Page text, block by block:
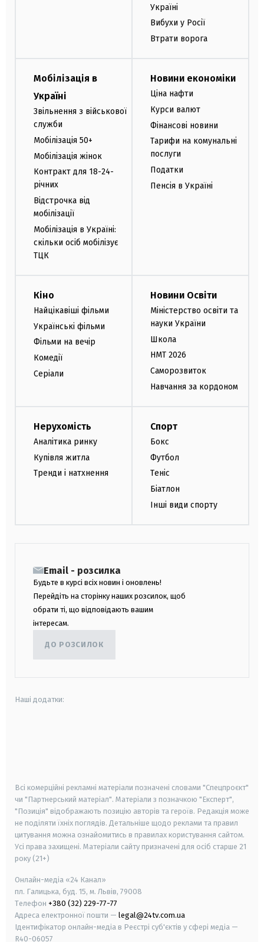
Україні
Вибухи у Росії
Втрати ворога
Мобілізація в
Україні
Звільнення з військової
служби
Мобілізація 50+
Мобілізація жінок
Контракт для 18-24-
річних
Відстрочка від
мобілізації
Мобілізація в Україні:
скільки осіб мобілізує
ТЦК
Новини економіки
Ціна нафти
Курси валют
Фінансові новини
Тарифи на комунальні
послуги
Податки
Пенсія в Україні
Кіно
Найцікавіші фільми
Українські фільми
Фільми на вечір
Комедії
Серіали
Новини Освіти
Міністерство освіти та
науки України
Школа
НМТ 2026
Саморозвиток
Навчання за кордоном
Нерухомість
Аналітика ринку
Купівля житла
Тренди і натхнення
Спорт
Бокс
Футбол
Теніс
Біатлон
Інші види спорту
Email - розсилка
Будьте в курсі всіх новин і оновлень!
Перейдіть на сторінку наших розсилок, щоб
обрати ті, що відповідають вашим
інтересам.
ДО РОЗСИЛОК
Наші додатки:
Всі комерційні рекламні матеріали позначені словами "Спецпроєкт"
чи "Партнерський матеріал". Матеріали з позначкою "Експерт",
"Позиція" відображають позицію авторів та героїв. Редакція може
не поділяти їхніх поглядів. Детальніше щодо реклами та правил
цитування можна ознайомитись в правилах користування сайтом.
Усі права захищені. Матеріали сайту призначені для осіб старше 21
року (21+)
Онлайн-медіа «24 Канал»
пл. Галицька, буд. 15, м. Львів, 79008
Телефон +380 (32) 229-77-77
Адреса електронної пошти — legal@24tv.com.ua
Ідентифікатор онлайн-медіа в Реєстрі суб'єктів у сфері медіа —
R40-06057